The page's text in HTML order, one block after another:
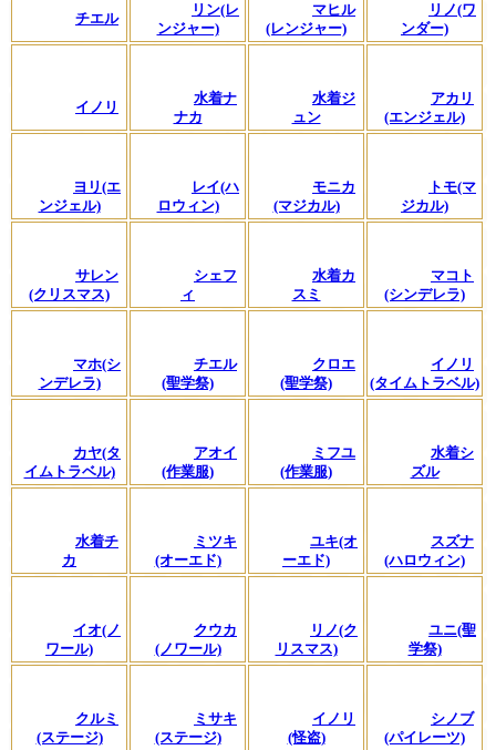
チエル
リン(レ
ンジャー)
マヒル
(レンジャー)
リノ(ワ
ンダー)
イノリ
水着ナ
ナカ
水着ジ
ュン
アカリ
(エンジェル)
ヨリ(エ
ンジェル)
レイ(ハ
ロウィン)
モニカ
(マジカル)
トモ(マ
ジカル)
サレン
(クリスマス)
シェフ
ィ
水着カ
スミ
マコト
(シンデレラ)
マホ(シ
ンデレラ)
チエル
(聖学祭)
クロエ
(聖学祭)
イノリ
(タイムトラベル)
カヤ(タ
イムトラベル)
アオイ
(作業服)
ミフユ
(作業服)
水着シ
ズル
水着チ
カ
ミツキ
(オーエド)
ユキ(オ
ーエド)
スズナ
(ハロウィン)
イオ(ノ
ワール)
クウカ
(ノワール)
リノ(ク
リスマス)
ユニ(聖
学祭)
クルミ
(ステージ)
ミサキ
(ステージ)
イノリ
(怪盗)
シノブ
(パイレーツ)